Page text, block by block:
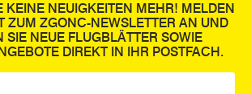
damit besonders gleichmäßige
außer Frage, dass Exzenterschleifer
KEINE NEUIGKEITEN MEHR! MELDEN
ZUM ZGONC-NEWSLETTER AN UND
SIE NEUE FLUGBLÄTTER SOWIE
DIREKT IN IHR POSTFACH.